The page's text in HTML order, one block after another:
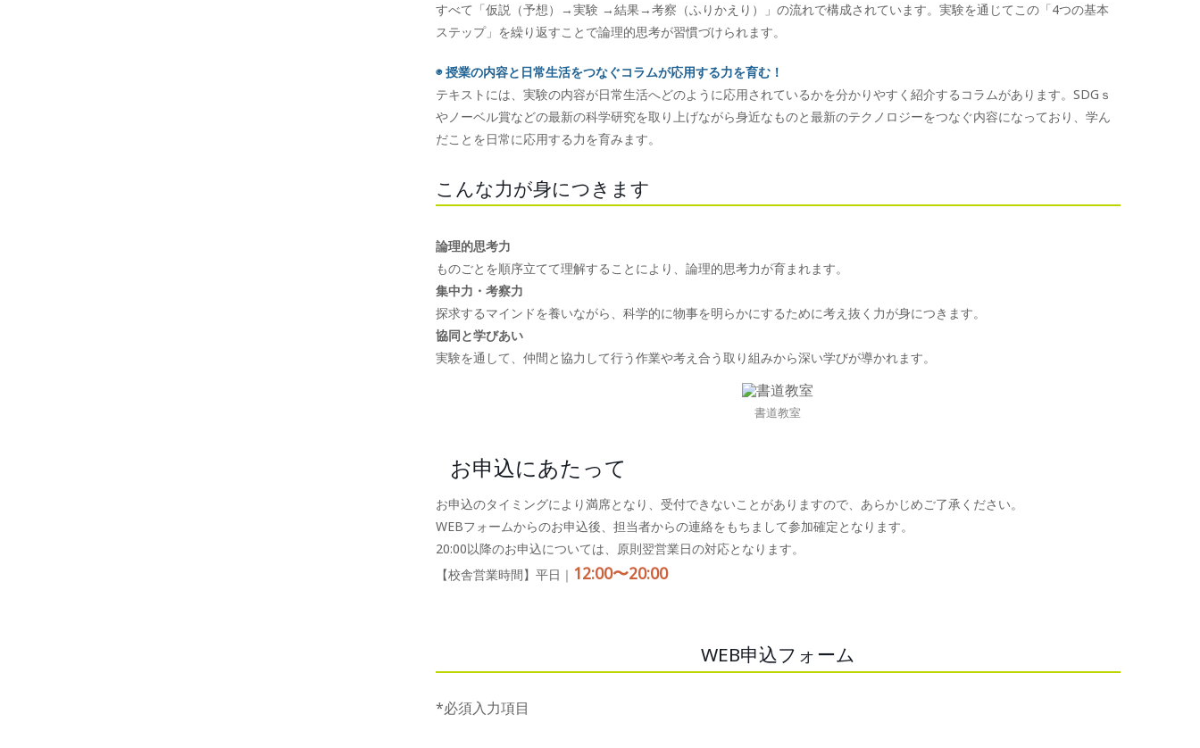
すべて「仮説（予想）→実験 →結果→考察（ふりかえり）」の流れで構成されています。実験を通じてこの「4つの基本
ステップ」を繰り返すことで論理的思考が習慣づけられます。
◉ 授業の内容と日常生活をつなぐコラムが応用する力を育む！
テキストには、実験の内容が日常生活へどのように応用されているかを分かりやすく紹介するコラムがあります。SDGｓ
やノーベル賞などの最新の科学研究を取り上げながら身近なものと最新のテクノロジーをつなぐ内容になっており、学ん
だことを日常に応用する力を育みます。
こんな力が身につきます
論理的思考力
ものごとを順序立てて理解することにより、論理的思考力が育まれます。
集中力・考察力
探求するマインドを養いながら、科学的に物事を明らかにするために考え抜く力が身につきます。
協同と学びあい
実験を通して、仲間と協力して行う作業や考え合う取り組みから深い学びが導かれます。
書道教室
お申込にあたって
お申込のタイミングにより満席となり、受付できないことがありますので、あらかじめご了承ください。
WEBフォームからのお申込後、担当者からの連絡をもちまして参加確定となります。
20:00以降のお申込については、原則翌営業日の対応となります。
【校舎営業時間】平日｜ 12:00〜20:00
WEB申込フォーム
*必須入力項目